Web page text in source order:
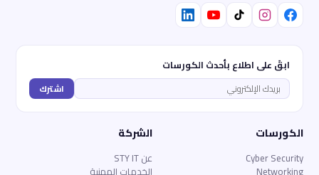
ابقَ على اطلاع بأحدث الكورسات
اشترك
الكورسات
Cyber Security
Networking
الشركة
عن STY IT
الخدمات المهنية